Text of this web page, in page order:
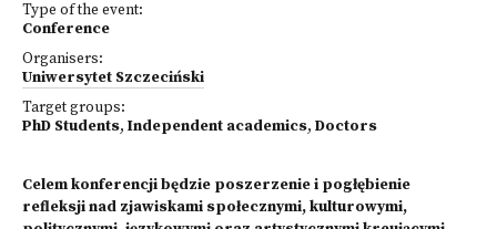
Type of the event:
Conference
Organisers:
Uniwersytet Szczeciński
Target groups:
PhD Students, Independent academics, Doctors
Celem konferencji będzie poszerzenie i pogłębienie
refleksji nad zjawiskami społecznymi, kulturowymi,